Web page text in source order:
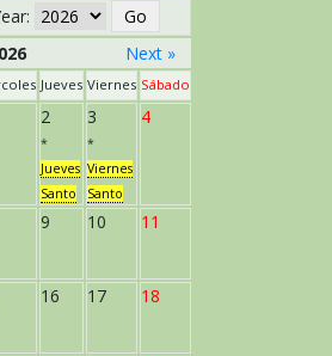
Next »
Jueves Viernes Sábado
2
*
Jueves
Santo
3
*
Viernes
Santo
4
9 10 11
16 17 18